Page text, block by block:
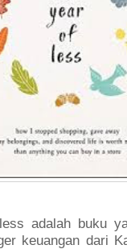
adalah buku
keuangan dari